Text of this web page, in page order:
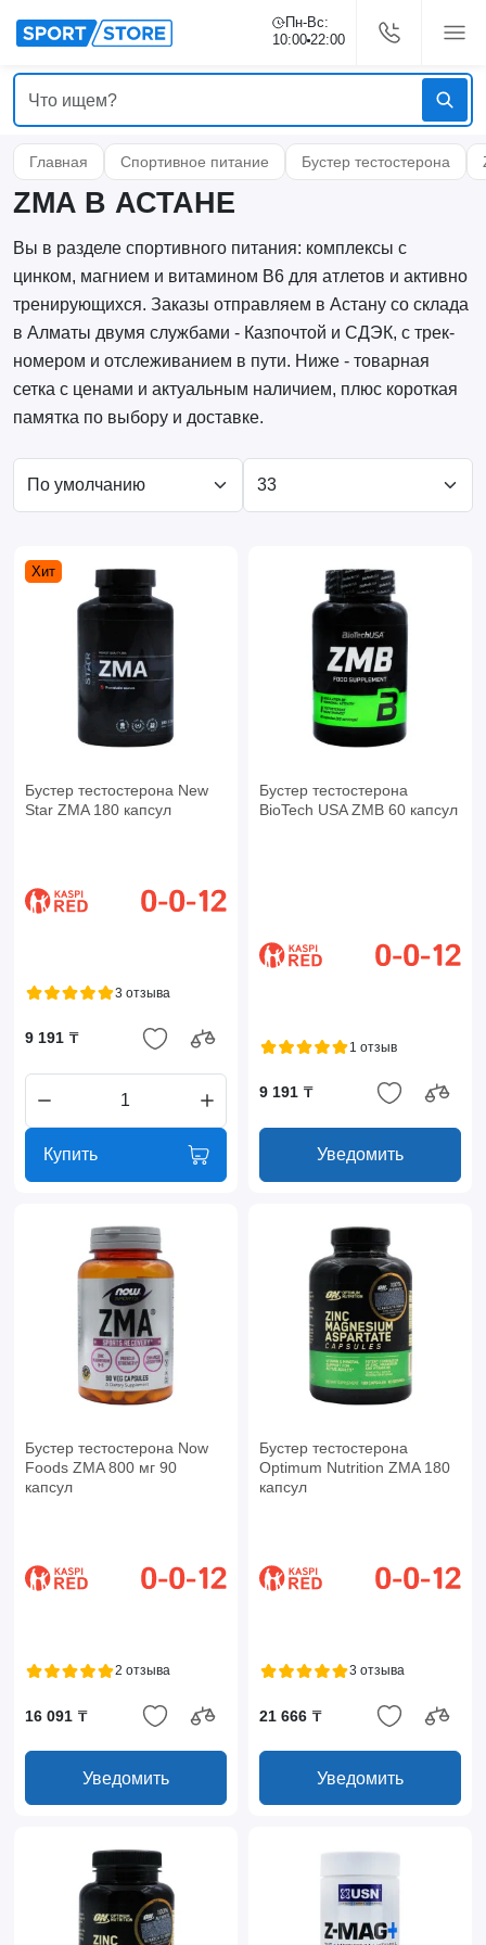
Пн-Вс:
10:00 22:00
Главная Спортивное питание Бустер тестостерона
ZMA В АСТАНЕ
Вы в разделе спортивного питания: комплексы с
цинком, магнием и витамином B6 для атлетов и активно
тренирующихся. Заказы отправляем в Астану со склада
в Алматы двумя службами - Казпочтой и СДЭК, с трек-
номером и отслеживанием в пути. Ниже - товарная
сетка с ценами и актуальным наличием, плюс короткая
памятка по выбору и доставке.
Хит
Бустер тестостерона New
Star ZMA 180 капсул
3 отзыва
9 191 ₸
Купить
Бустер тестостерона
BioTech USA ZMB 60 капсул
1 отзыв
9 191 ₸
Уведомить
Бустер тестостерона Now
Foods ZMA 800 мг 90
капсул
2 отзыва
16 091 ₸
Уведомить
Бустер тестостерона
Optimum Nutrition ZMA 180
капсул
3 отзыва
21 666 ₸
Уведомить